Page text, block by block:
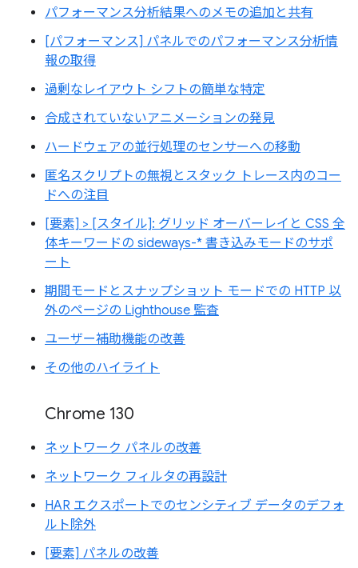
パフォーマンス分析結果へのメモの追加と共有
[パフォーマンス] パネルでのパフォーマンス分析情
報の取得
過剰なレイアウト シフトの簡単な特定
合成されていないアニメーションの発見
ハードウェアの並行処理のセンサーへの移動
匿名スクリプトの無視とスタック トレース内のコー
ドへの注目
[要素] > [スタイル]: グリッド オーバーレイと CSS 全
体キーワードの sideways-* 書き込みモードのサポ
ート
期間モードとスナップショット モードでの HTTP 以
外のページの Lighthouse 監査
ユーザー補助機能の改善
その他のハイライト
Chrome 130
ネットワーク パネルの改善
ネットワーク フィルタの再設計
HAR エクスポートでのセンシティブ データのデフォ
ルト除外
[要素] パネルの改善